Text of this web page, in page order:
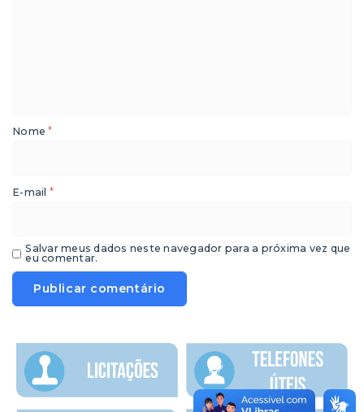
Nome*
E-mail *
Salvar meus dados neste navegador para a próxima vez que
eu comentar.